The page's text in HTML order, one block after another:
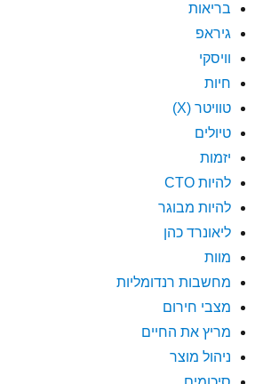
בריאות
גיראפ
וויסקי
חיות
טוויטר (X)
טיולים
יזמות
להיות CTO
להיות מבוגר
ליאונרד כהן
מוות
מחשבות רנדומליות
מצבי חירום
מריץ את החיים
ניהול מוצר